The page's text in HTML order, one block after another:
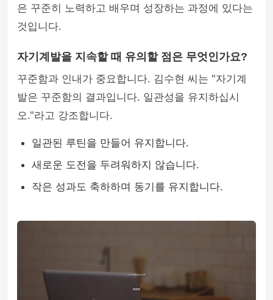
은 꾸준히 노력하고 배우며 성장하는 과정에 있다는
것입니다.
자기계발을 지속할 때 유의할 점은 무엇인가요?
꾸준함과 인내가 중요합니다. 김수현 씨는 "자기계
발은 꾸준함의 결과입니다. 일관성을 유지하십시
오."라고 강조합니다.
일관된 루틴을 만들어 유지합니다.
새로운 도전을 두려워하지 않습니다.
작은 성과도 축하하며 동기를 유지합니다.